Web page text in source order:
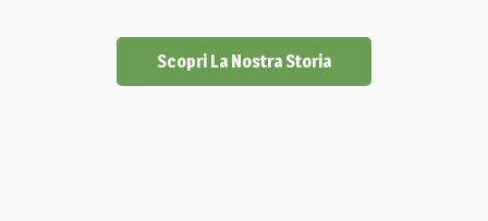
Scopri La Nostra Storia